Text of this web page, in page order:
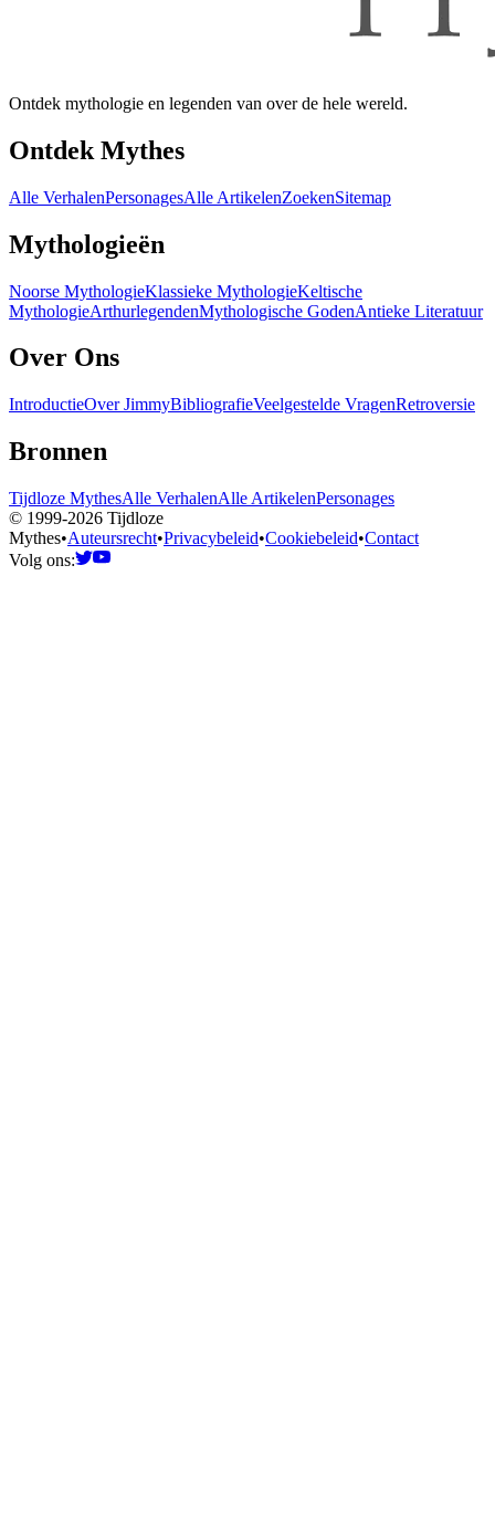
Ontdek mythologie en legenden van over de hele wereld.
Ontdek Mythes
Alle VerhalenPersonagesAlle ArtikelenZoekenSitemap
Mythologieën
Noorse MythologieKlassieke MythologieKeltische
MythologieArthurlegendenMythologische GodenAntieke Literatuur
Over Ons
IntroductieOver JimmyBibliografieVeelgestelde VragenRetroversie
Bronnen
Tijdloze MythesAlle VerhalenAlle ArtikelenPersonages
© 1999-2026 Tijdloze
Mythes•Auteursrecht•Privacybeleid•Cookiebeleid•Contact
Volg ons: